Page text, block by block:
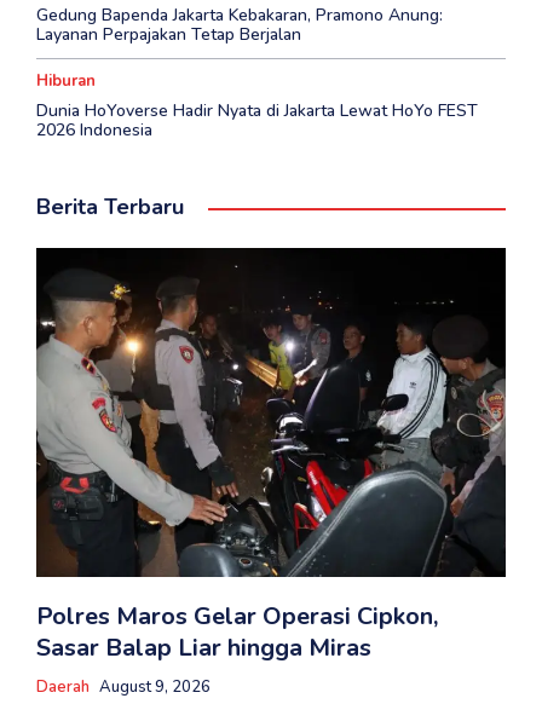
Gedung Bapenda Jakarta Kebakaran, Pramono Anung:
Layanan Perpajakan Tetap Berjalan
Hiburan
Dunia HoYoverse Hadir Nyata di Jakarta Lewat HoYo FEST
2026 Indonesia
Berita Terbaru
Polres Maros Gelar Operasi Cipkon,
Sasar Balap Liar hingga Miras
Daerah August 9, 2026